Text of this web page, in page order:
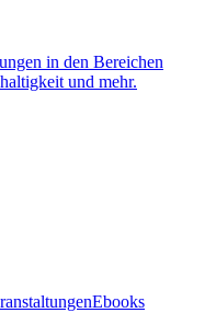
in den Bereichen
und mehr.
Ebooks